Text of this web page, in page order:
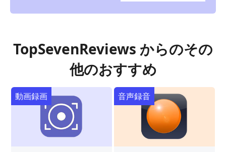
TopSevenReviews からのその
他のおすすめ
動画録画 音声録音